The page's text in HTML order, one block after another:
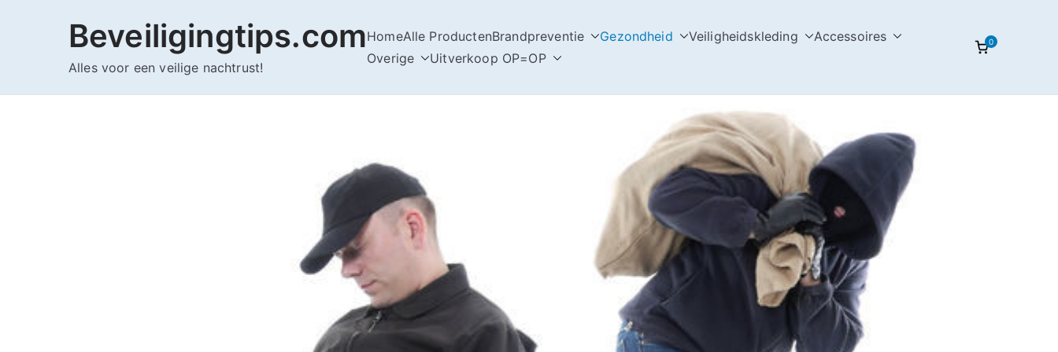
Beveiligingtips.com
Alles voor een veilige nachtrust!
HomeAlle ProductenBrandpreventie Gezondheid Veiligheidskleding
Accessoires
Overige
Uitverkoop OP=OP
0